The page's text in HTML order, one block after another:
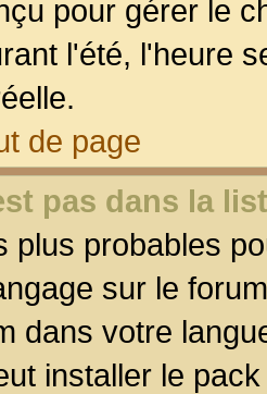
pour gérer le
l'été, l'heure
de page
pas dans la
plus probables
sur le
dans votre
installer le